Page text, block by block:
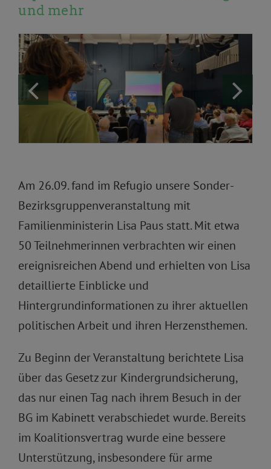
und mehr
Am 26.09. fand im Refugio unsere Sonder-
Bezirksgruppenveranstaltung mit
Familienministerin Lisa Paus statt. Mit etwa
50 Teilnehmerinnen verbrachten wir einen
ereignisreichen Abend und erhielten von Lisa
detaillierte Einblicke und
Hintergrundinformationen zu ihrer aktuellen
politischen Arbeit und ihren Herzensthemen.
Zu Beginn der Veranstaltung berichtete Lisa
über das Gesetz zur Kindergrundsicherung,
das nur einen Tag nach ihrem Besuch in der
BG im Kabinett verabschiedet wurde. Bereits
im Koalitionsvertrag wurde eine bessere
Unterstützung, insbesondere für arme